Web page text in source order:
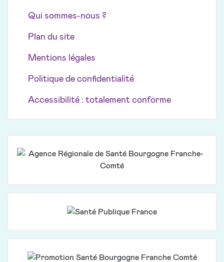
Qui sommes-nous ?
Plan du site
Mentions légales
Politique de confidentialité
Accessibilité : totalement conforme